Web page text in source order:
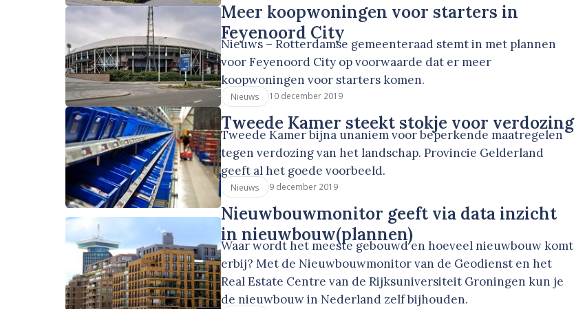
Meer koopwoningen voor starters in
Feyenoord City
Nieuws – Rotterdamse gemeenteraad stemt in met plannen
voor Feyenoord City op voorwaarde dat er meer
koopwoningen voor starters komen.
Nieuws 10 december 2019
Tweede Kamer steekt stokje voor verdozing
Tweede Kamer bijna unaniem voor beperkende maatregelen
tegen verdozing van het landschap. Provincie Gelderland
geeft al het goede voorbeeld.
Nieuws 9 december 2019
Nieuwbouwmonitor geeft via data inzicht
in nieuwbouw(plannen)
Waar wordt het meeste gebouwd en hoeveel nieuwbouw komt
erbij? Met de Nieuwbouwmonitor van de Geodienst en het
Real Estate Centre van de Rijksuniversiteit Groningen kun je
de nieuwbouw in Nederland zelf bijhouden.